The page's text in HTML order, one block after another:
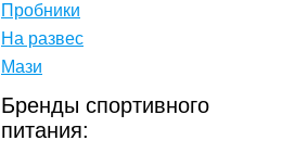
Пробники
На развес
Мази
Бренды спортивного
питания: